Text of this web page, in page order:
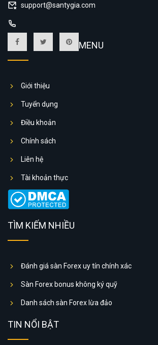
support@santygia.com
MENU
Giới thiệu
Tuyển dụng
Điều khoản
Chính sách
Liên hệ
Tài khoản thực
TÌM KIẾM NHIỀU
Đánh giá sàn Forex uy tín chính xác
Sàn Forex bonus không ký quỹ
Danh sách sàn Forex lừa đảo
TIN NỔI BẬT